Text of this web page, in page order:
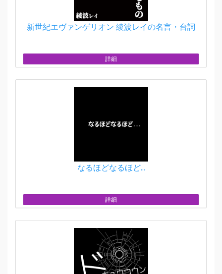
新世紀エヴァンゲリオン 綾波レイの名言・台詞
詳細
なるほどなるほど...
詳細